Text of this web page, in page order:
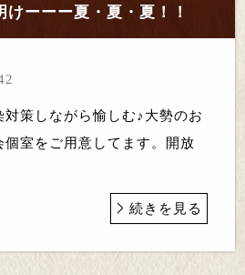
けーーー夏・夏・夏！！
対策しながら愉しむ♪大勢のお
室をご用意してます。開放
続きを見る